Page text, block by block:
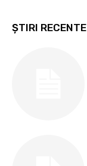
ȘTIRI RECENTE